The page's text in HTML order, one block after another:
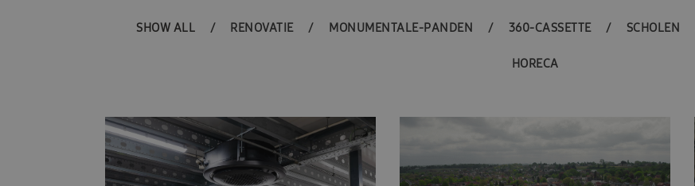
SHOW ALL RENOVATIE MONUMENTALE-PANDEN 360-CASSETTE SCHOLEN
HORECA